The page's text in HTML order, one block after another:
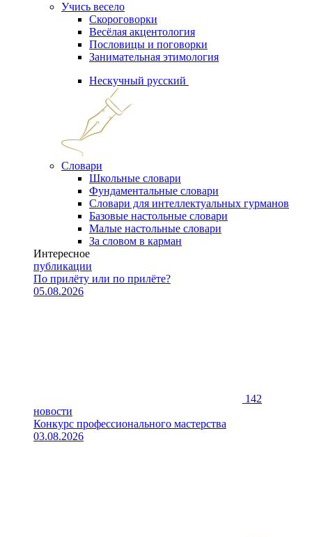
Учись весело
Скороговорки
Весёлая акцентология
Пословицы и поговорки
Занимательная этимология
Нескучный русский
Словари
Школьные словари
Фундаментальные словари
Словари для интеллектуальных гурманов
Базовые настольные словари
Малые настольные словари
За словом в карман
Интересное
публикации
По прилёту или по прилёте?
05.08.2026
142
новости
Конкурс профессионального мастерства
03.08.2026